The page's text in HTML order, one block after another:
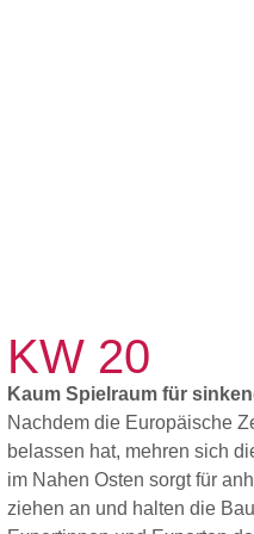
KW 20
Kaum Spielraum für
Nachdem die Europäische
belassen hat, mehren sich
im Nahen Osten sorgt für
ziehen an und halten die